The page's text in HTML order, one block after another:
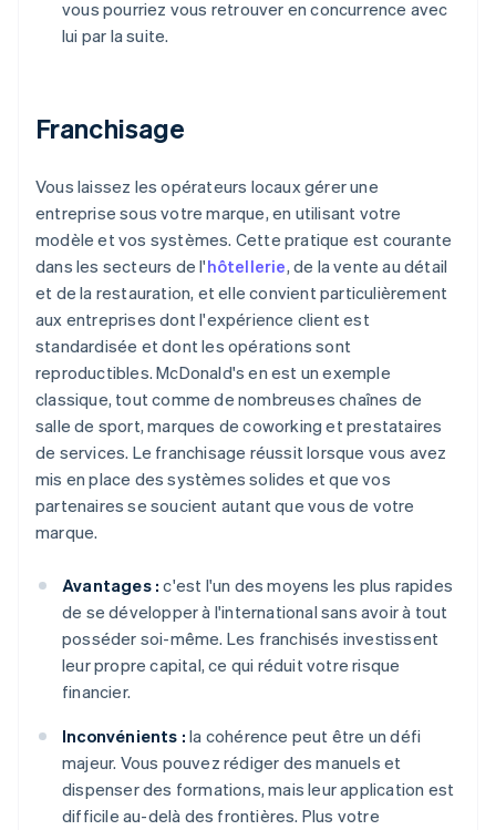
vous pourriez vous retrouver en concurrence avec
lui par la suite.
Franchisage
Vous laissez les opérateurs locaux gérer une
entreprise sous votre marque, en utilisant votre
modèle et vos systèmes. Cette pratique est courante
dans les secteurs de l'hôtellerie, de la vente au détail
et de la restauration, et elle convient particulièrement
aux entreprises dont l'expérience client est
standardisée et dont les opérations sont
reproductibles. McDonald's en est un exemple
classique, tout comme de nombreuses chaînes de
salle de sport, marques de coworking et prestataires
de services. Le franchisage réussit lorsque vous avez
mis en place des systèmes solides et que vos
partenaires se soucient autant que vous de votre
marque.
Avantages : c'est l'un des moyens les plus rapides
de se développer à l'international sans avoir à tout
posséder soi-même. Les franchisés investissent
leur propre capital, ce qui réduit votre risque
financier.
Inconvénients : la cohérence peut être un défi
majeur. Vous pouvez rédiger des manuels et
dispenser des formations, mais leur application est
difficile au-delà des frontières. Plus votre